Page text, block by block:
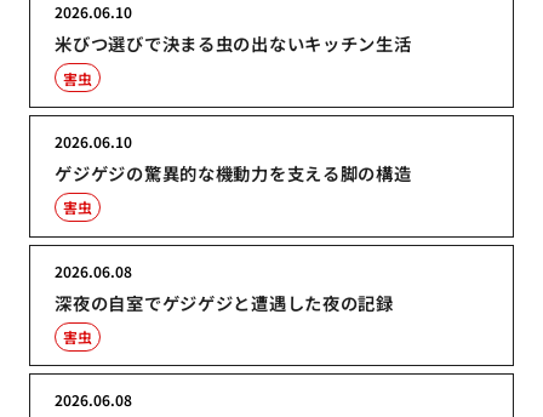
米びつ選びで決まる虫の出ないキッチン生活
2026.06.10
害虫
ゲジゲジの驚異的な機動力を支える脚の構造
2026.06.10
害虫
深夜の自室でゲジゲジと遭遇した夜の記録
2026.06.08
害虫
2026.06.08